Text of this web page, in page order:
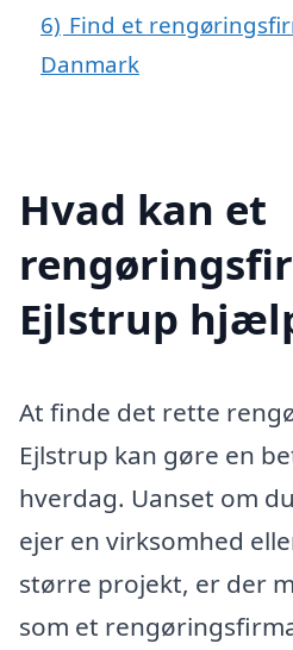
6) Find et
Danmark
Hvad kan et
Ejlstrup
At finde det rette
Ejlstrup kan gøre en
hverdag. Uanset om
ejer en virksomhed
større projekt, er der
som et